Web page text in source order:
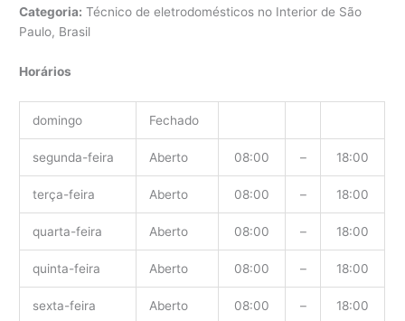
Categoria: Técnico de eletrodomésticos no Interior de São
Paulo, Brasil
Horários
domingo Fechado
segunda-feira Aberto 08:00 – 18:00
terça-feira Aberto 08:00 – 18:00
quarta-feira Aberto 08:00 – 18:00
quinta-feira Aberto 08:00 – 18:00
sexta-feira Aberto 08:00 – 18:00